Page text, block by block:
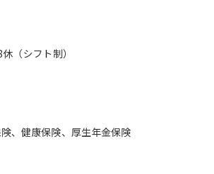
（シフト制）
、健康保険、厚生年金保険